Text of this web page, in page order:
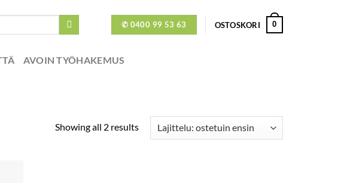
✆ 0400 99 53 63 OSTOSKORI 0
AVOIN TYÖHAKEMUS
Showing all 2 results